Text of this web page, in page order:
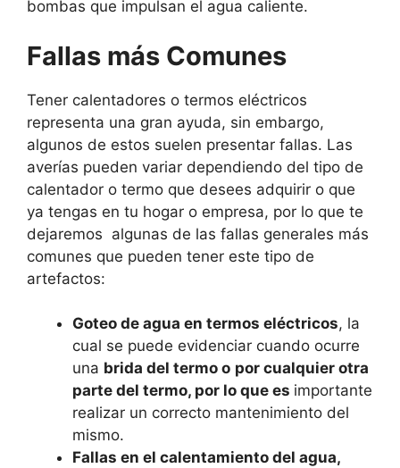
bombas que impulsan el agua caliente.
Fallas más Comunes
Tener calentadores o termos eléctricos
representa una gran ayuda, sin embargo,
algunos de estos suelen presentar fallas. Las
averías pueden variar dependiendo del tipo de
calentador o termo que desees adquirir o que
ya tengas en tu hogar o empresa, por lo que te
dejaremos algunas de las fallas generales más
comunes que pueden tener este tipo de
artefactos:
Goteo de agua en termos eléctricos, la
cual se puede evidenciar cuando ocurre
una brida del termo o por cualquier otra
parte del termo, por lo que es importante
realizar un correcto mantenimiento del
mismo.
Fallas en el calentamiento del agua,